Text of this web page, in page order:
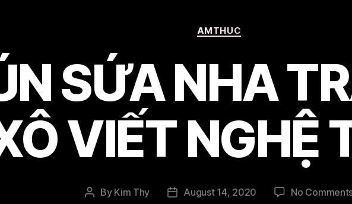
Categories
AMTHUC
SỨA NHA
VIẾT NGHỆ
Post
By Kim Thy
PostAugust 14, 2020 No